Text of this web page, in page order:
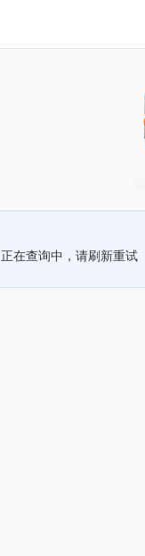
正在查询中，请刷新重试